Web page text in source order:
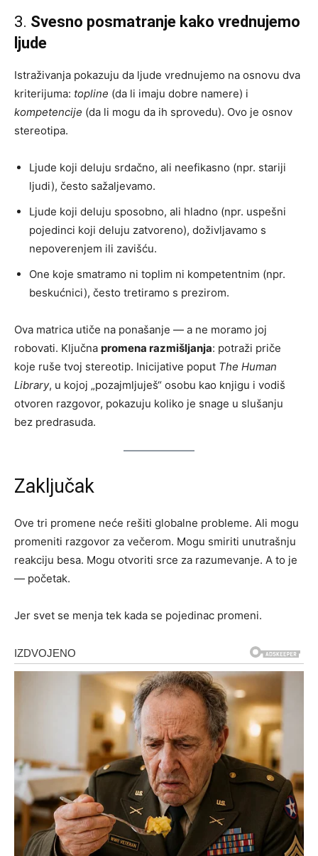
3. Svesno posmatranje kako vrednujemo
ljude
Istraživanja pokazuju da ljude vrednujemo na osnovu dva
kriterijuma: topline (da li imaju dobre namere) i
kompetencije (da li mogu da ih sprovedu). Ovo je osnov
stereotipa.
Ljude koji deluju srdačno, ali neefikasno (npr. stariji
ljudi), često sažaljevamo.
Ljude koji deluju sposobno, ali hladno (npr. uspešni
pojedinci koji deluju zatvoreno), doživljavamo s
nepoverenjem ili zavišću.
One koje smatramo ni toplim ni kompetentnim (npr.
beskućnici), često tretiramo s prezirom.
Ova matrica utiče na ponašanje — a ne moramo joj
robovati. Ključna promena razmišljanja: potraži priče
koje ruše tvoj stereotip. Inicijative poput The Human
Library, u kojoj „pozajmljuješ“ osobu kao knjigu i vodiš
otvoren razgovor, pokazuju koliko je snage u slušanju
bez predrasuda.
Zaključak
Ove tri promene neće rešiti globalne probleme. Ali mogu
promeniti razgovor za večerom. Mogu smiriti unutrašnju
reakciju besa. Mogu otvoriti srce za razumevanje. A to je
— početak.
Jer svet se menja tek kada se pojedinac promeni.